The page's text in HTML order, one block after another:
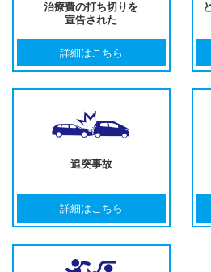
治療費の打ち切りを
宣告された
詳細はこちら
追突事故
詳細はこちら